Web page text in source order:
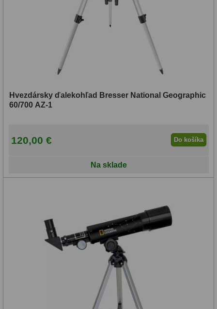
Hvezdársky ďalekohľad Bresser National Geographic
60/700 AZ-1
120,00 € Do košíka
Na sklade